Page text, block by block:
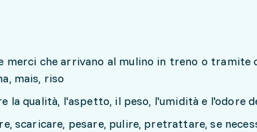
merci che arrivano al mulino in treno o tramite
mais, riso
la qualità, l'aspetto, il peso, l'umidità e l'odore
scaricare, pesare, pulire, pretrattare, se